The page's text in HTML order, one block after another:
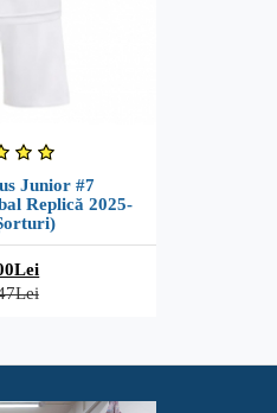
Junior #7
Replică 2025-